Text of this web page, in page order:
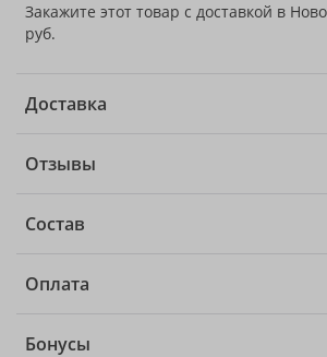
Закажите этот товар с доставкой в
руб.
Доставка
Отзывы
Состав
Оплата
Бонусы